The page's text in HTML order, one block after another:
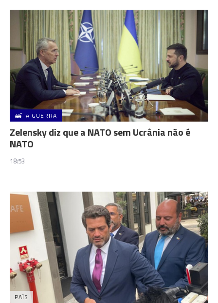
A GUERRA
Zelensky diz que a NATO sem Ucrânia não é
NATO
18:53
PAÍS